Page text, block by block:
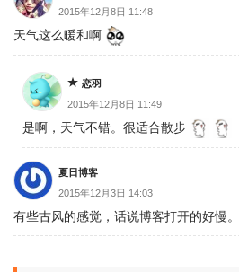
2015年12月8日 11:48
天气这么暖和啊
恋羽
2015年12月8日 11:49
是啊，天气不错。很适合散步
夏日博客
2015年12月3日 14:03
有些古风的感觉，话说博客打开的好慢。